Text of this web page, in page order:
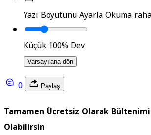
Yazı Boyutunu AyarlaOkuma
Küçük 100%Dev
Varsayılana dön
0 Paylaş
Tamamen Ücretsiz Olarak
Olabilirsin